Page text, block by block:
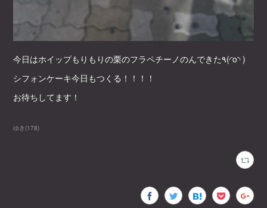
今日はホイップもりもりの栗のフラペチーノのんできた٩(◜o◝ )
シフォンケーキ今日もつくる！！！！
お待ちしてます！
ゆき (178)